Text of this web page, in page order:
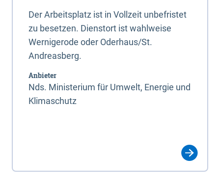
Der Arbeitsplatz ist in Vollzeit unbefristet
zu besetzen. Dienstort ist wahlweise
Wernigerode oder Oderhaus/St.
Andreasberg.
Anbieter
Nds. Ministerium für Umwelt, Energie und
Klimaschutz